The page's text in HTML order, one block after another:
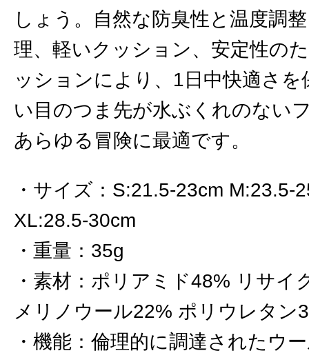
しょう。自然な防臭性と温度調
理、軽いクッション、安定性の
ッションにより、1日中快適さ
い目のつま先が水ぶくれのない
あらゆる冒険に最適です。
サイズ ： S:21.5-23cm M:23.5-
XL:28.5-30cm
重量 ： 35g
素材 ： ポリアミド48% リサイ
メリノウール22% ポリウレタン
機能 ： 倫理的に調達されたウ